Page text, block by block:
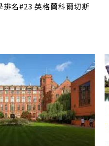
排名#23 英格蘭科爾切斯